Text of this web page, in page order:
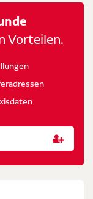
Vorteilen.